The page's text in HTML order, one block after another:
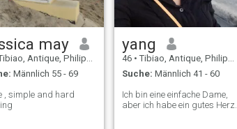
may
Antique, Philippinen
Männlich 55 - 69
yang
46 • Tibiao, Antique, Philippinen
Suche: Männlich 41 - 60
Ich bin eine einfache Dame,
aber ich habe ein gutes Herz.